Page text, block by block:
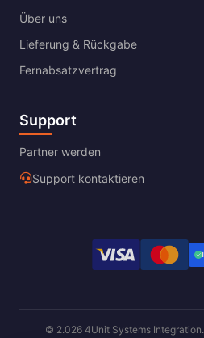
Über uns
Lieferung & Rückgabe
Fernabsatzvertrag
Support
Partner werden
Support kontaktieren
© 2.026 4Unit Systems